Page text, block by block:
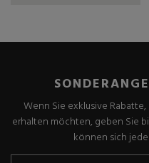
Wenn Sie exklusive
erhalten möchten, geben Sie
können sich